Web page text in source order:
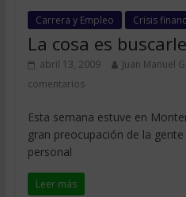
Carrera y Empleo Crisis
La cosa es buscarle
abril 13, 2009 Juan Manuel
comentarios
Esta semana estuve en
gran preocupación de la
personal
Leer más